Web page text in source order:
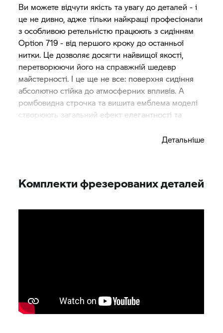
Ви можете відчути якість та увагу до деталей - і
це не дивно, адже тільки найкращі професіонали
з особливою ретельністю працюють з сидінням
Option 719 - від першого кроку до останньої
нитки. Це дозволяє досягти найвищої якості,
перетворюючи його на справжній шедевр
майстерності. І це ще не все: поверхня сидіння
абсолютно стійка до атмосферних впливів. А
ромбовидна строчка та вишита емблема моделі
створюють загальний ефект елегантності та
Детальніше
Комплекти фрезерованих деталей